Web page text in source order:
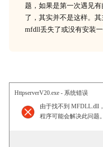
题，如果是第一次遇见
了，其实并不是这样。
mfdll丢失了或没有安装
HttpserverV20.exe - 系统错误
由于找不到 MFDLL.dll
程序可能会解决此问题。